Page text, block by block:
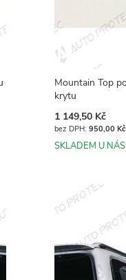
Mountain Top
krytu
1 149,50 Kč
950,00 Kč
SKLADEM U NÁS